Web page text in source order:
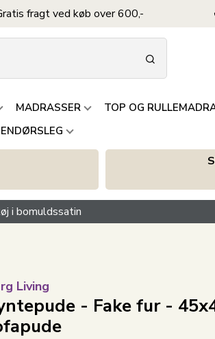
fragt ved køb over 600,-
MADRASSER TOP OG
i bomuldssatin
Living
- Fake fur -